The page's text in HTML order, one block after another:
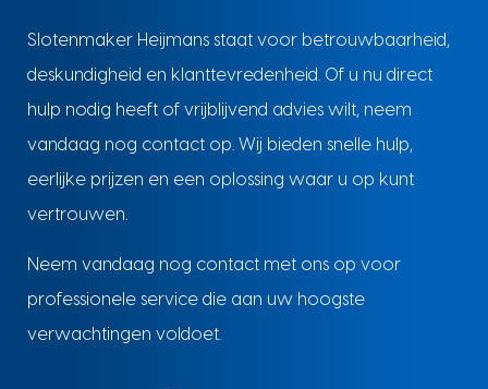
Slotenmaker Heijmans staat voor betrouwbaarheid,
deskundigheid en klanttevredenheid. Of u nu direct
hulp nodig heeft of vrijblijvend advies wilt, neem
vandaag nog contact op. Wij bieden snelle hulp,
eerlijke prijzen en een oplossing waar u op kunt
vertrouwen.
Neem vandaag nog contact met ons op voor
professionele service die aan uw hoogste
verwachtingen voldoet.